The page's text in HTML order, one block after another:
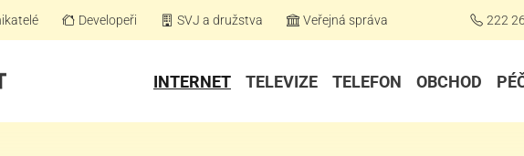
Developeři SVJ a družstva Veřejná správa 222
INTERNET TELEVIZE TELEFON OBCHOD